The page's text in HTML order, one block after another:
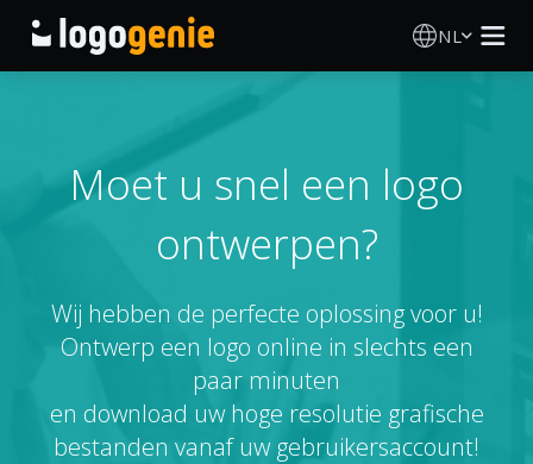
NL
AI logogenerator
Logo-ideeën
Gedrukte producten
Over
Blog
Moet u snel een logo
ontwerpen?
Wij hebben de perfecte oplossing voor u!
Ontwerp een logo online in slechts een
paar minuten
en download uw hoge resolutie grafische
bestanden vanaf uw gebruikersaccount!